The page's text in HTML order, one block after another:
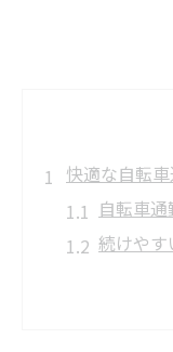
快適な自転
自転車
続けや
通勤手